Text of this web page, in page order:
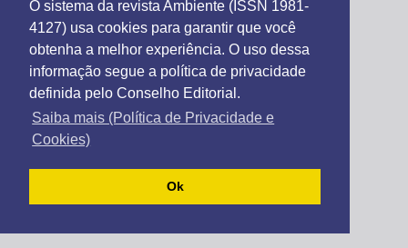
O sistema da revista Ambiente (ISSN 1981-
4127) usa cookies para garantir que você
obtenha a melhor experiência. O uso dessa
informação segue a política de privacidade
definida pelo Conselho Editorial.
Saiba mais (Política de Privacidade e
Cookies)
Ok